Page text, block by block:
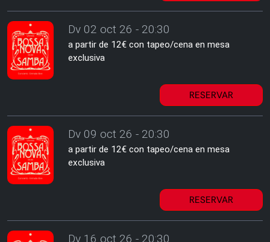
Dv 02 oct 26 - 20:30
a partir de 12€ con tapeo/cena en mesa
exclusiva
RESERVAR
Dv 09 oct 26 - 20:30
a partir de 12€ con tapeo/cena en mesa
exclusiva
RESERVAR
Dv 16 oct 26 - 20:30